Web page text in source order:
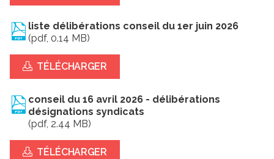
liste délibérations conseil du 1er juin 2026
(pdf, 0.14 MB)
TÉLÉCHARGER
conseil du 16 avril 2026 - délibérations
désignations syndicats
(pdf, 2.44 MB)
TÉLÉCHARGER